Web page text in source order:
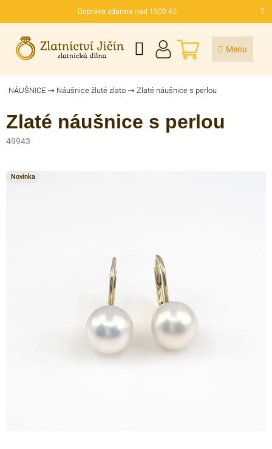
Doprava zdarma nad 1500 Kč
CZK
NÁKUPNÍ
KOŠÍK
NÁUŠNICE Náušnice žluté zlato Zlaté náušnice s perlou
Zlaté náušnice s perlou
49943
Novinka